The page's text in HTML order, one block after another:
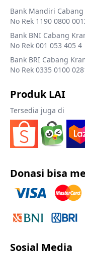
Bank Mandiri Cabang
No Rek 1190 0800
Bank BNI Cabang
No Rek 001 053 405 4
Bank BRI Cabang
No Rek 0335 0100
Produk LAI
Tersedia juga di
Donasi bisa
Sosial Media